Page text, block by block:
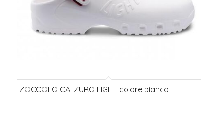
ZOCCOLO CALZURO LIGHT colore bianco